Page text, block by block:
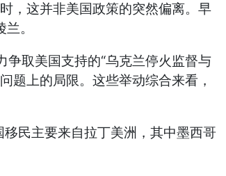
，这并非美国政策的突然偏离。早
。
争取美国支持的“乌克兰停火监督与
题上的局限。这些举动综合来看，
民主要来自拉丁美洲，其中墨西哥